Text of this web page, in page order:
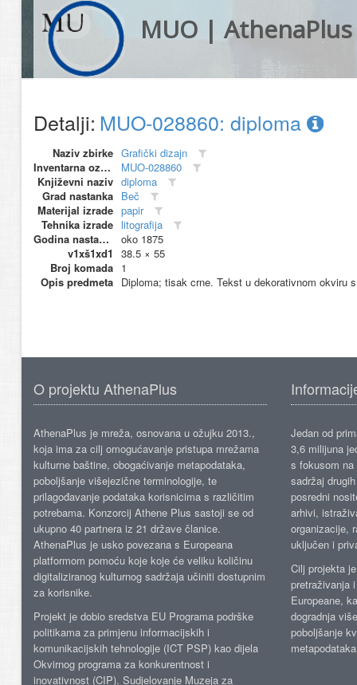
MUO | AthenaPlus
Detalji: MUO-028860: diploma
Naziv zbirke Grafički dizajn
Inventarna oznaka
MUO-028860
Književni naziv diploma
Grad nastanka Beč
Materijal izrade papir
Tehnika izrade litografija
Godina nastanka
oko 1875
v1xš1xd1
38.5 × 55
Broj komada 1
Opis predmeta Diploma; tisak crne. Tekst u dekorativnom okviru
O projektu AthenaPlus
AthenaPlus je mreža, osnovana u ožujku 2013.,
koja ima za cilj omogućavanje pristupa mrežama
kulturne baštine, obogaćivanje metapodataka,
poboljšanje višejezične terminologije, te
prilagođavanje podataka korisnicima s različitim
potrebama. Konzorcij Athene Plus sastoji se od
ukupno 40 partnera iz 21 države članice.
AthenaPlus je usko povezana s Europeana
platformom pomoću koje koje će veliku količinu
digitaliziranog kulturnog sadržaja učiniti dostupnim
za korisnike.
Projekt je dobio sredstva EU Programa podrške
politikama za primjenu informacijskih i
komunikacijskih tehnologije (ICT PSP) kao dijela
Okvirnog programa za konkurentnost i
inovativnost (CIP). Sudjelovanje Muzeja za
Jedan od
3,6 milijuna
s fokusom
sadržaj
posredni
arhivi,
organizacije,
uključen i
Cilj projekta
pretraživanja
Europeane,
dogradnja
poboljšanje